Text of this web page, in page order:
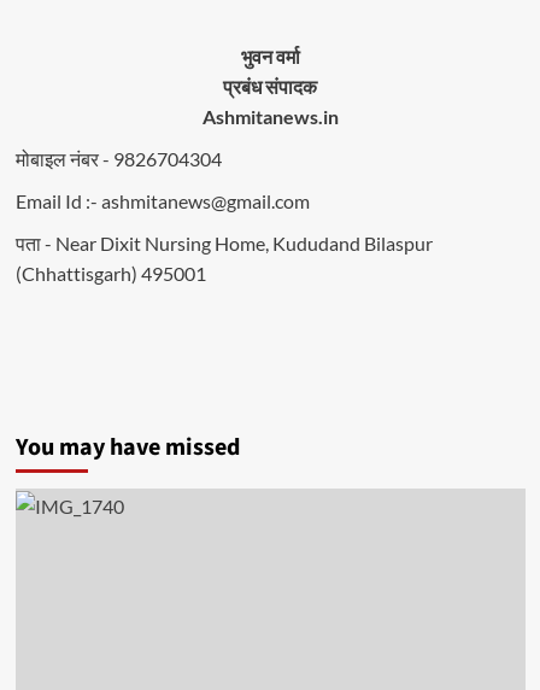
भुवन वर्मा
प्रबंध संपादक
Ashmitanews.in
मोबाइल नंबर - 9826704304
Email Id :- ashmitanews@gmail.com
पता - Near Dixit Nursing Home, Kududand Bilaspur
(Chhattisgarh) 495001
You may have missed